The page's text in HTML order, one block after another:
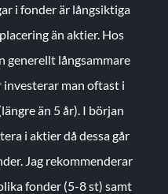
i fonder är långsiktiga
än aktier. Hos
generellt långsammare
investerar man oftast i
än 5 år). I början
i aktier då dessa går
Jag rekommenderar
fonder (5-8 st) samt